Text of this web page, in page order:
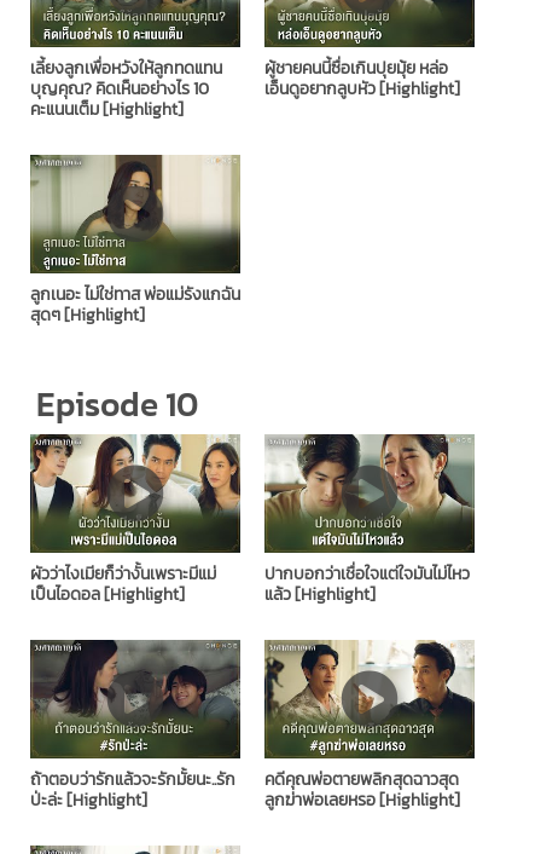
เลี้ยงลูกเพื่อหวังให้ลูกทดแทน
บุญคุณ? คิดเห็นอย่างไร 10
คะแนนเต็ม [Highlight]
ผู้ชายคนนี้ซื่อเกินปุยมุ้ย หล่อ
เอ็นดูอยากลูบหัว [Highlight]
ลูกเนอะ ไม่ใช่ทาส พ่อแม่รังแกฉัน
สุดๆ [Highlight]
Episode 10
ผัวว่าไงเมียก็ว่างั้นเพราะมีแม่
เป็นไอดอล [Highlight]
ปากบอกว่าเชื่อใจแต่ใจมันไม่ไหว
แล้ว [Highlight]
ถ้าตอบว่ารักแล้วจะรักมั้ยนะ..รัก
ป่ะล่ะ [Highlight]
คดีคุณพ่อตายพลิกสุดฉาวสุด
ลูกฆ่าพ่อเลยหรอ [Highlight]